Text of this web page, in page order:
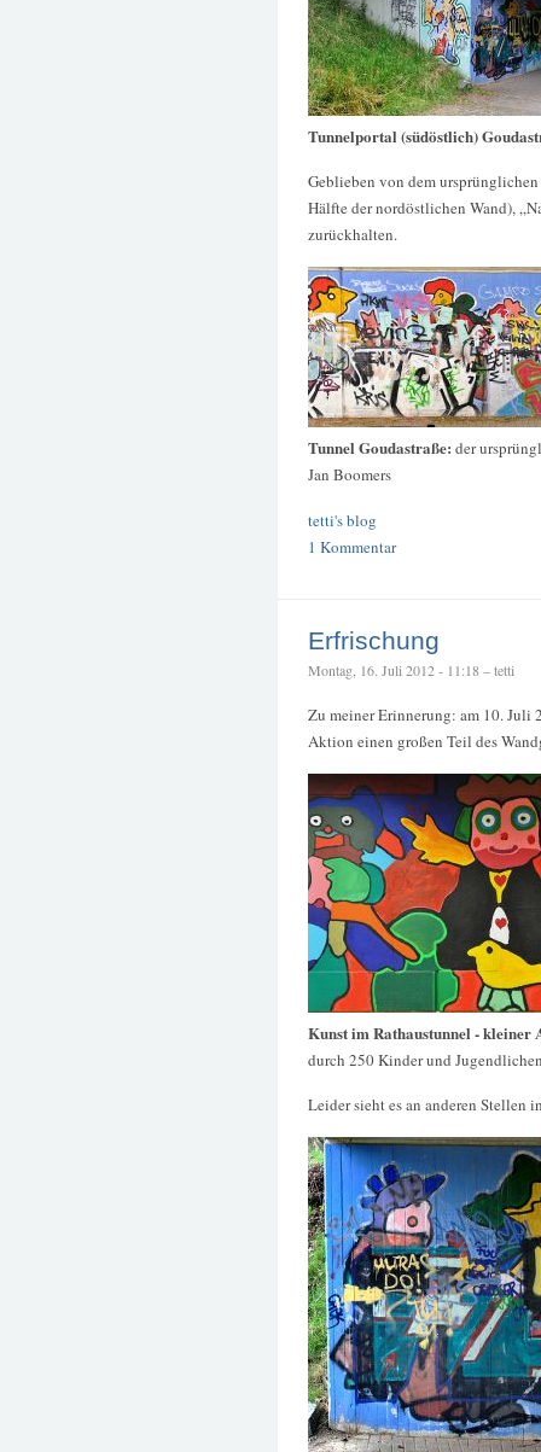
Tunnelportal (südöstlich)
Geblieben von dem
Hälfte der nordöstlichen Wand),
zurückhalten.
Tunnel Goudastraße: der
Jan Boomers
tetti's blog
1 Kommentar
Erfrischung
Montag, 16. Juli 2012 - 11:18 – tetti
Zu meiner Erinnerung: am 10. Juli
Aktion einen großen Teil des
Kunst im Rathaustunnel - kleiner
durch 250 Kinder und
Leider sieht es an anderen Stellen